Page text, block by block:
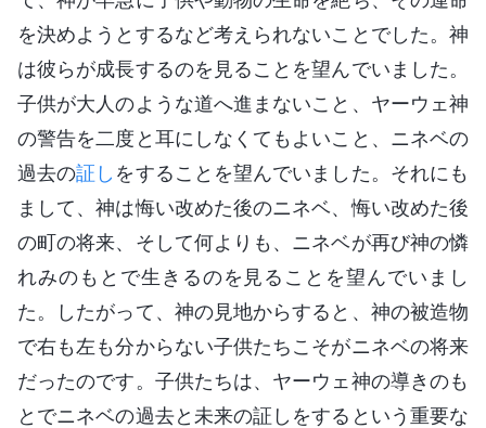
を決めようとするなど考えられないことでした。神
は彼らが成長するのを見ることを望んでいました。
子供が大人のような道へ進まないこと、ヤーウェ神
の警告を二度と耳にしなくてもよいこと、ニネベの
過去の証し をすることを望んでいました。それにも
まして、神は悔い改めた後のニネベ、悔い改めた後
の町の将来、そして何よりも、ニネベが再び神の憐
れみのもとで生きるのを見ることを望んでいまし
た。したがって、神の見地からすると、神の被造物
で右も左も分からない子供たちこそがニネベの将来
だったのです。子供たちは、ヤーウェ神の導きのも
とでニネベの過去と未来の証しをするという重要な